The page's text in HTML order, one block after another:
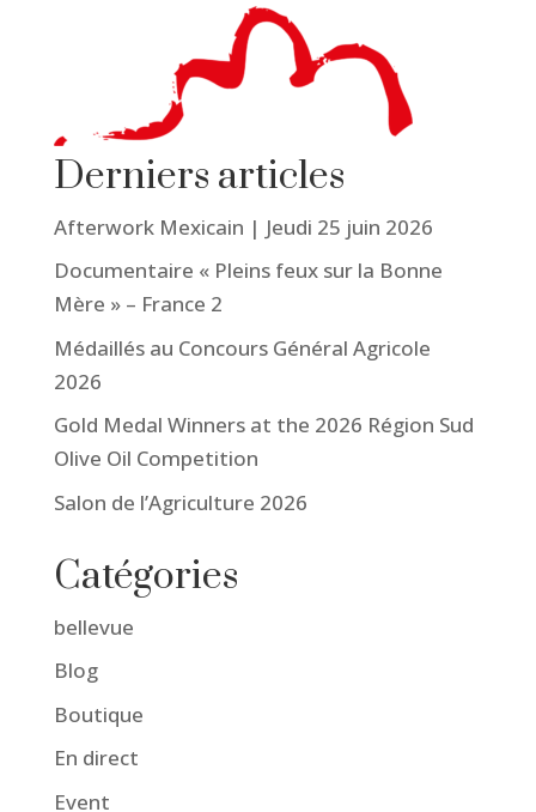
Derniers articles
Afterwork Mexicain | Jeudi 25 juin 2026
Documentaire « Pleins feux sur la Bonne
Mère » – France 2
Médaillés au Concours Général Agricole
2026
Gold Medal Winners at the 2026 Région Sud
Olive Oil Competition
Salon de l’Agriculture 2026
Catégories
bellevue
Blog
Boutique
En direct
Event